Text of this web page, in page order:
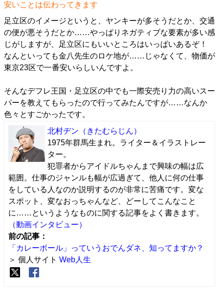
安いことは伝わってきます
足立区のイメージというと、ヤンキーが多そうだとか、交通
の便が悪そうだとか……やっぱりネガティブな要素が多い感
じがしますが、足立区にもいいところはいっぱいあるぞ！
なんといっても金八先生のロケ地が……じゃなくて、物価が
東京23区で一番安いらしいんですよ。
そんなデフレ王国・足立区の中でも一際安売り力の高いスー
パーを教えてもらったので行ってみたんですが……なんか
色々とすごかったです。
北村ヂン （きたむらじん）
1975年群馬生まれ。ライター＆イラストレー
ター。
犯罪者からアイドルちゃんまで興味の幅は広
範囲。仕事のジャンルも幅が広過ぎて、他人に何の仕事
をしている人なのか説明するのが非常に苦痛です。変な
スポット、変なおっちゃんなど、どーしてこんなこと
に……というようなものに関する記事をよく書きます。
（動画インタビュー）
前の記事：
「カレーボール」っていうおでんダネ、知ってますか？
＞ 個人サイト Web人生